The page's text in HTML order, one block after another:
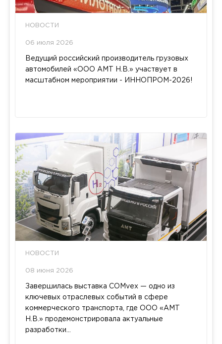
НОВОСТИ
06 июля 2026
Ведущий российский производитель грузовых
автомобилей «ООО АМТ Н.В.» участвует в
масштабном мероприятии - ИННОПРОМ-2026!
НОВОСТИ
08 июня 2026
Завершилась выставка COMvex — одно из
ключевых отраслевых событий в сфере
коммерческого транспорта, где ООО «АМТ
Н.В.» продемонстрировала актуальные
разработки...